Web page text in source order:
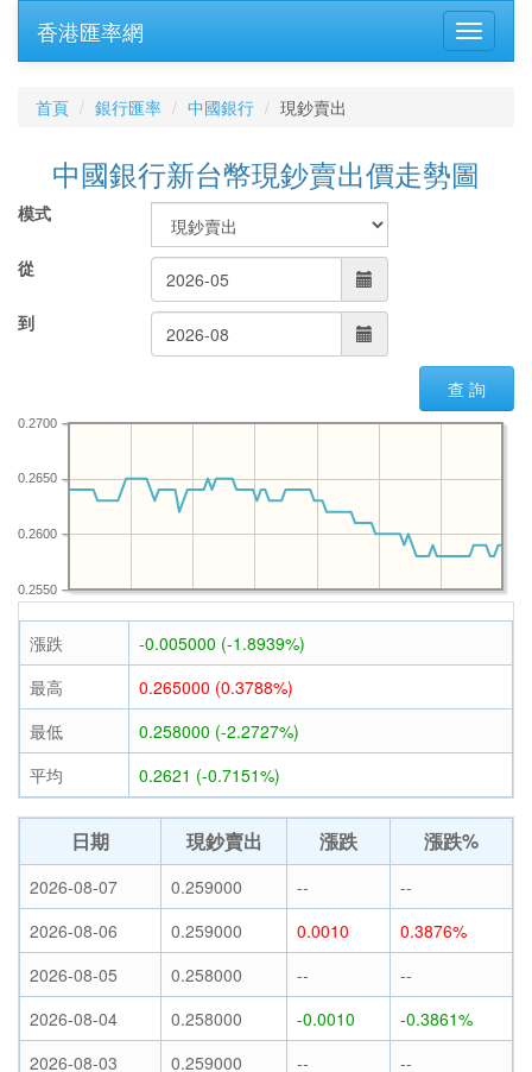
香港匯率網
首頁 銀行匯率 中國銀行 現鈔賣出
中國銀行新台幣現鈔賣出價走勢圖
模式
從
到
查 詢
0.2550
0.2600
0.2650
0.2700
漲跌
-0.005000 (-1.8939%)
最高
0.265000 (0.3788%)
最低
0.258000 (-2.2727%)
平均
0.2621 (-0.7151%)
日期 現鈔賣出 漲跌 漲跌%
2026-08-07 0.259000 --
--
2026-08-06
0.259000 0.0010
0.3876%
2026-08-05
0.258000 --
--
2026-08-04
0.258000 -0.0010
-0.3861%
2026-08-03
0.259000 --
--